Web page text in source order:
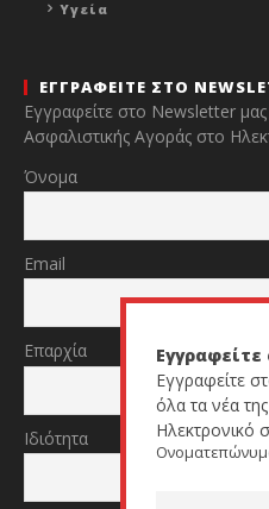
Υγεία
ΕΓΓΡΑΦΕΙΤΕ ΣΤΟ
Εγγραφείτε στο Newsletter
Ασφαλιστικής Αγοράς στο
Όνομα
Email
Επαρχία
Ιδιότητα
Εγγραφείτε
όλα τα νέα
Ηλεκτρονικό